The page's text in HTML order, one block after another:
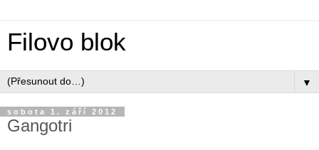
Filovo blok
▼
sobota 1. září 2012
Gangotri